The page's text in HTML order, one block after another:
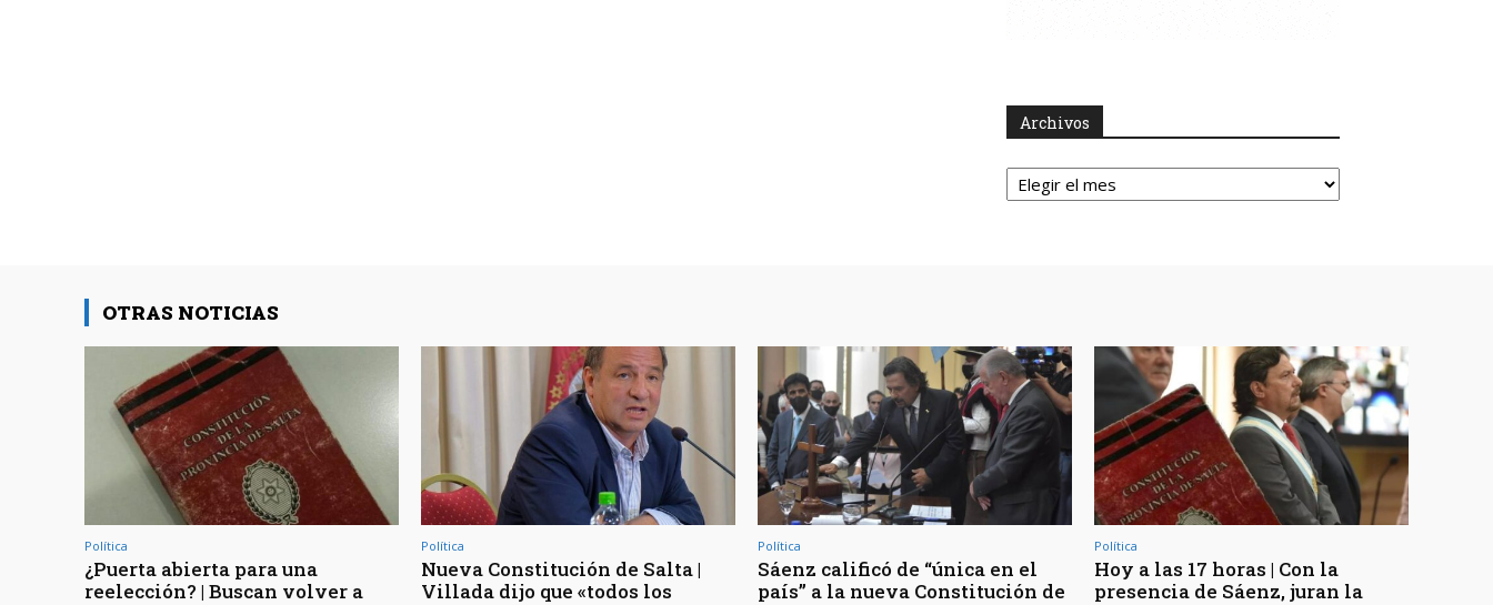
Archivos
Archivos
OTRAS NOTICIAS
Política
¿Puerta abierta para una
reelección? | Buscan volver a
Política
Nueva Constitución de Salta |
Villada dijo que «todos los
Política
Sáenz calificó de “única en el
país” a la nueva Constitución de
Política
Hoy a las 17 horas | Con la
presencia de Sáenz, juran la